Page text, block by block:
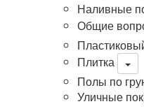
Наливные
Общие
Плитка
Полы по
Уличные